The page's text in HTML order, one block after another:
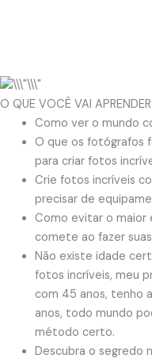
O QUE VOCÊ VAI
Como ver o mundo
O que os fotógrafos
para criar fotos
Crie fotos incríveis
precisar de
Como evitar o
comete ao fazer
Não existe idade
fotos incríveis, meu
com 45 anos, tenho
anos, todo mundo
método certo.
Descubra o segredo